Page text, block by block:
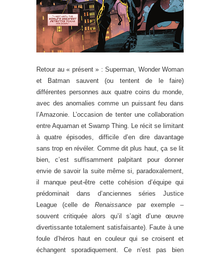
Retour au « présent » : Superman, Wonder Woman
et Batman sauvent (ou tentent de le faire)
différentes personnes aux quatre coins du monde,
avec des anomalies comme un puissant feu dans
l’Amazonie. L’occasion de tenter une collaboration
entre Aquaman et Swamp Thing. Le récit se limitant
à quatre épisodes, difficile d’en dire davantage
sans trop en révéler. Comme dit plus haut, ça se lit
bien, c’est suffisamment palpitant pour donner
envie de savoir la suite même si, paradoxalement,
il manque peut-être cette cohésion d’équipe qui
prédominait dans d’anciennes séries Justice
League (celle de Renaissance par exemple –
souvent critiquée alors qu’il s’agit d’une œuvre
divertissante totalement satisfaisante). Faute à une
foule d’héros haut en couleur qui se croisent et
échangent sporadiquement. Ce n’est pas bien